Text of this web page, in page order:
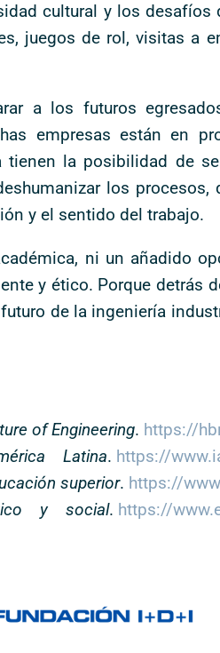
cultural y los
juegos de rol, visitas a
a los futuros
empresas están en
la posibilidad de
los procesos,
y el sentido del trabajo.
ni un añadido
y ético. Porque detrás
de la ingeniería
of Engineering. https://
Latina. https://
superior. https://
y social. https://